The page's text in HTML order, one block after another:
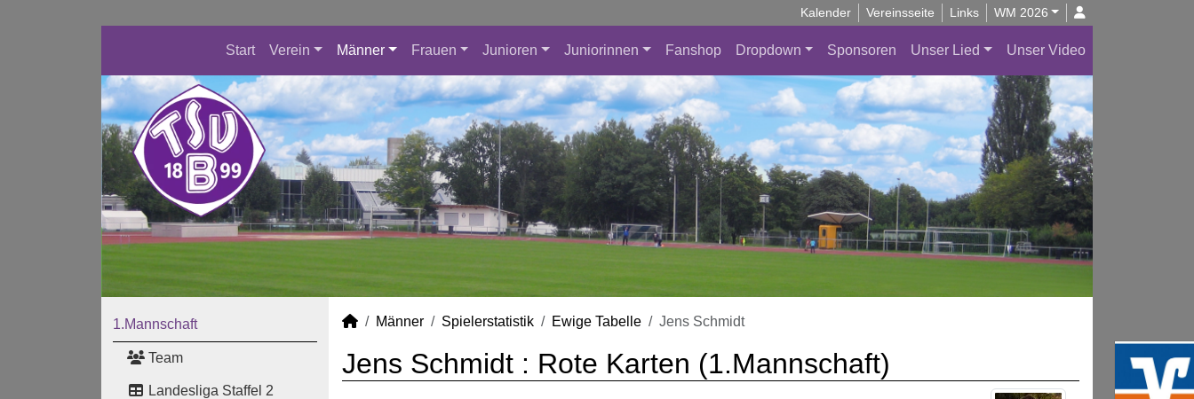
Kalender Vereinsseite Links WM 2026
Start Verein Männer Frauen Junioren Juniorinnen Fanshop Dropdown Sponsoren Unser Lied Unser Video
1.Mannschaft
Team
Landesliga Staffel 2
Männer Spielerstatistik Ewige Tabelle Jens Schmidt
Jens Schmidt : Rote Karten (1.Mannschaft)